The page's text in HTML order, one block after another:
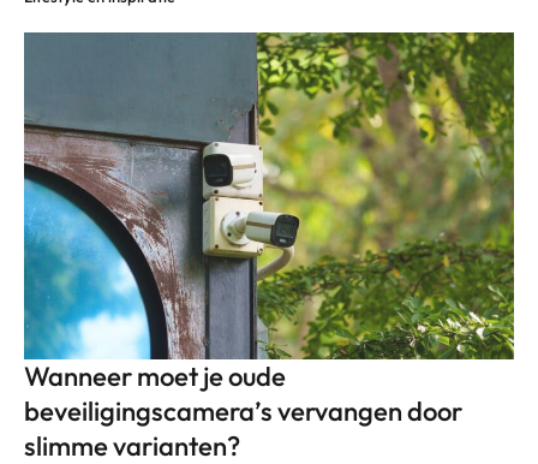
Wanneer moet je oude
beveiligingscamera’s vervangen door
slimme varianten?